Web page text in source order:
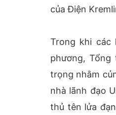
của Điện
Trong khi các
phương, Tổng
trọng nhằm
nhà lãnh đạo
thủ tên lửa